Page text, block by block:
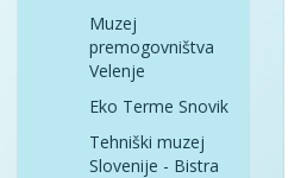
Muzej
premogovništva
Velenje
Eko Terme Snovik
Tehniški muzej
Slovenije - Bistra